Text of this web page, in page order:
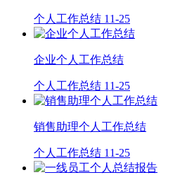
个人工作总结 11-25
企业个人工作总结
个人工作总结 11-25
销售助理个人工作总结
个人工作总结 11-25